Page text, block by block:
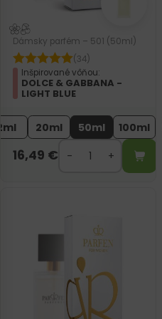
Dámsky parfém – 501 (50ml)
(34)
Inšpirované vôňou:
DOLCE & GABBANA -
LIGHT BLUE
20ml 50ml 100ml
16,49 €